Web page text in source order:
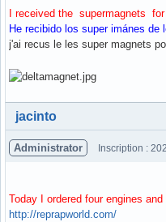
I received the supermagnets
He recibido los super imánes de
j'ai recus le les super magnets
Hors ligne
jacinto
Administrator Inscription :
Today I ordered four engines
http://reprapworld.com/